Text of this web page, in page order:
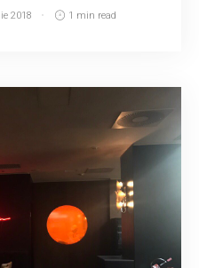
2018 1 min read